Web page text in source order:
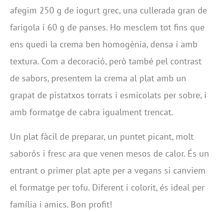
afegim 250 g de iogurt grec, una cullerada gran de
farigola i 60 g de panses. Ho mesclem tot fins que
ens quedi la crema ben homogènia, densa i amb
textura. Com a decoració, però també pel contrast
de sabors, presentem la crema al plat amb un
grapat de pistatxos torrats i esmicolats per sobre, i
amb formatge de cabra igualment trencat.
Un plat fàcil de preparar, un puntet picant, molt
saborós i fresc ara que venen mesos de calor. És un
entrant o primer plat apte per a vegans si canviem
el formatge per tofu. Diferent i colorit, és ideal per
família i amics. Bon profit!